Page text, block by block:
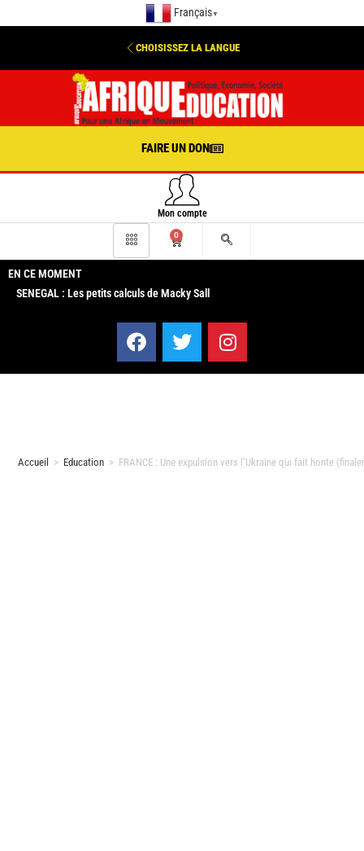
Français ▼
CHOISISSEZ LA LANGUE
FAIRE UN DON
Mon compte
0
EN CE MOMENT
SENEGAL : Les petits calculs de Macky Sall
Accueil > Education > FRANCE : Une expulsion vers l’Ukraine qui fait honte